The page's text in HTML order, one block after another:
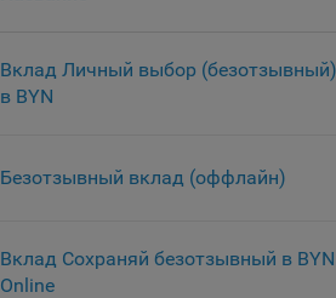
Вклад Личный выбор (безотзывный)
в BYN
Безотзывный вклад (оффлайн)
Вклад Сохраняй безотзывный в BYN
Online